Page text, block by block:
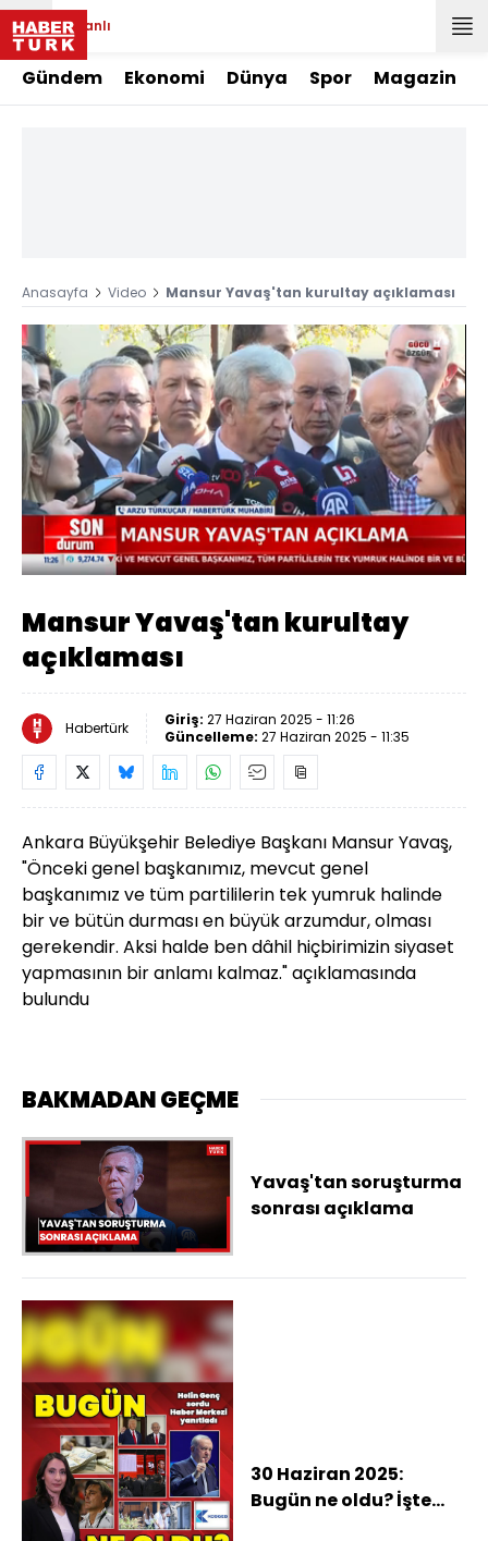
Canlı
Gündem Ekonomi Dünya Spor Magazin
Anasayfa Video Mansur Yavaş'tan kurultay açıklaması
Sesi
Aç
Yüklendi:
25.88%
Oynatma
Hızı
Mansur Yavaş'tan kurultay
açıklaması
Habertürk Giriş: 27 Haziran 2025 - 11:26
Güncelleme: 27 Haziran 2025 - 11:35
Ankara Büyükşehir Belediye Başkanı Mansur Yavaş,
"Önceki genel başkanımız, mevcut genel
başkanımız ve tüm partililerin tek yumruk halinde
bir ve bütün durması en büyük arzumdur, olması
gerekendir. Aksi halde ben dâhil hiçbirimizin siyaset
yapmasının bir anlamı kalmaz." açıklamasında
bulundu
BAKMADAN GEÇME
Yavaş'tan soruşturma
sonrası açıklama
30 Haziran 2025:
Bugün ne oldu? İşte